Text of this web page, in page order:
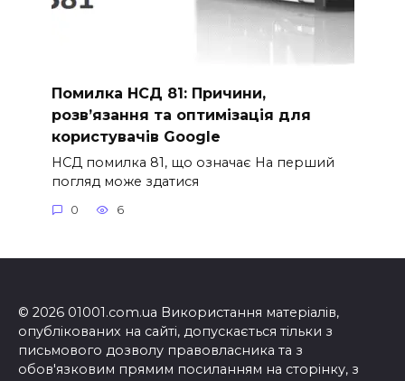
Помилка НСД 81: Причини,
розв’язання та оптимізація для
користувачів Google
НСД помилка 81, що означає На перший
погляд може здатися
0 6
© 2026 01001.com.ua Використання матеріалів,
опублікованих на сайті, допускається тільки з
письмового дозволу правовласника та з
обов'язковим прямим посиланням на сторінку, з